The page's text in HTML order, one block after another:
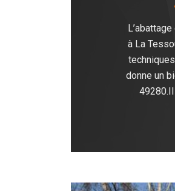
à La
donne un